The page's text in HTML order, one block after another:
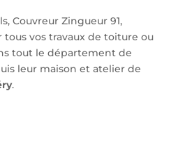
Couvreur Zingueur 91,
vos travaux de toiture ou
tout le département de
leur maison et atelier de
.